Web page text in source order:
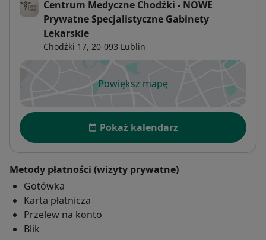
Centrum Medyczne Chodźki - NOWE
Prywatne Specjalistyczne Gabinety
Lekarskie
Chodźki 17, 20-093 Lublin
Powiększ mapęotwiera się w nowej karcie
Dostępność
Pokaż kalendarz
Metody płatności (wizyty prywatne)
Gotówka
Karta płatnicza
Przelew na konto
Blik